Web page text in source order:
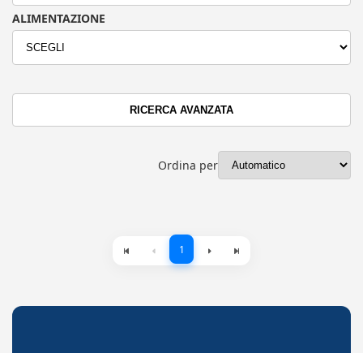
ALIMENTAZIONE
RICERCA AVANZATA
Ordina per
1